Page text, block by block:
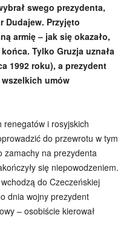
swego prezydenta,
Dudajew. Przyjęto
armię – jak się okazało,
Tylko Gruzja uznała
1992 roku), a prezydent
umów
renegatów i rosyjskich
do przewrotu w tym
zamachy na prezydenta
się niepowodzeniem.
do Czeczeńskiej
dnia wojny prezydent
– osobiście kierował